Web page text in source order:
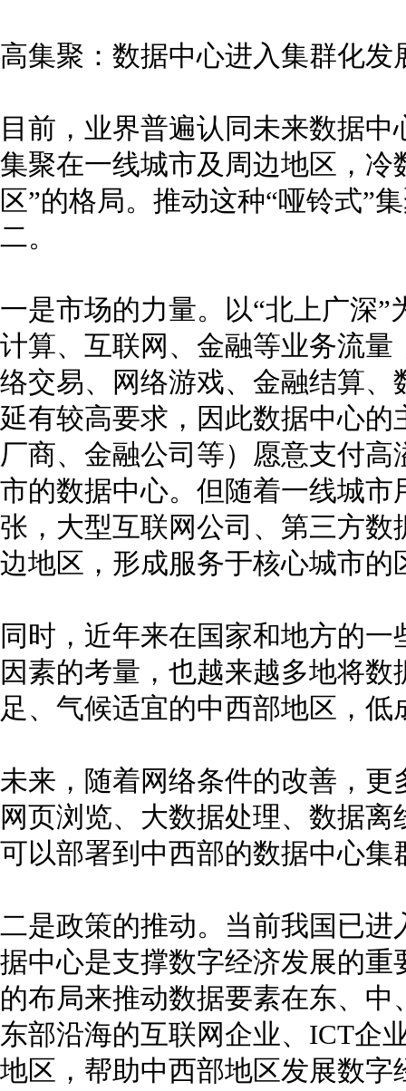
高集聚：数据中心进入集群化发
目前，业界普遍认同未来数据
集聚在一线城市及周边地区，
区”的格局。推动这种“哑铃式”
二。
一是市场的力量。以“北上广深
计算、互联网、金融等业务流
络交易、网络游戏、金融结算
延有较高要求，因此数据中心
厂商、金融公司等）愿意支付
市的数据中心。但随着一线城
张，大型互联网公司、第三方
边地区，形成服务于核心城市的
同时，近年来在国家和地方的
因素的考量，也越来越多地将
足、气候适宜的中西部地区，
未来，随着网络条件的改善，
网页浏览、大数据处理、数据
可以部署到中西部的数据中心集
二是政策的推动。当前我国已
据中心是支撑数字经济发展的
的布局来推动数据要素在东、
东部沿海的互联网企业、ICT企
地区，帮助中西部地区发展数